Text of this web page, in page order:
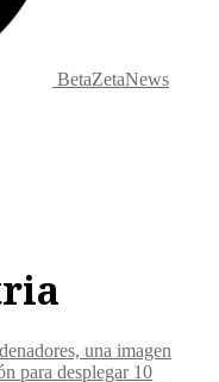
BetaZetaNews